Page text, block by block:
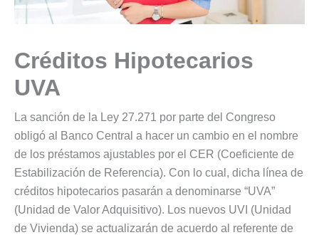
Créditos Hipotecarios
UVA
La sanción de la Ley 27.271 por parte del Congreso
obligó al Banco Central a hacer un cambio en el nombre
de los préstamos ajustables por el CER (Coeficiente de
Estabilización de Referencia). Con lo cual, dicha línea de
créditos hipotecarios pasarán a denominarse “UVA”
(Unidad de Valor Adquisitivo). Los nuevos UVI (Unidad
de Vivienda) se actualizarán de acuerdo al referente de